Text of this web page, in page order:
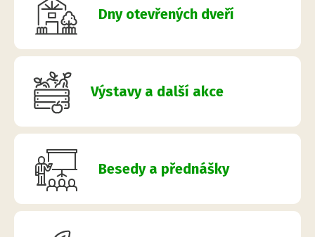
Dny otevřených dveří
Výstavy a další akce
Besedy a přednášky